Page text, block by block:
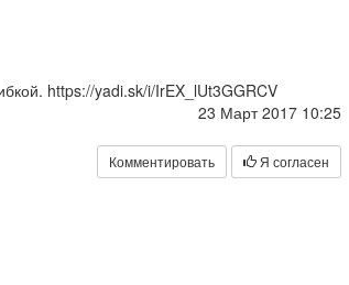
https://yadi.sk/i/IrEX_lUt3GGRCV
23 Март 2017 10:25
Комментировать Я согласен